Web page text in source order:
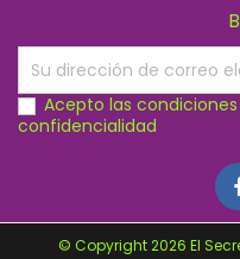
Acepto las
confidencialidad
© Copyright 2026 El